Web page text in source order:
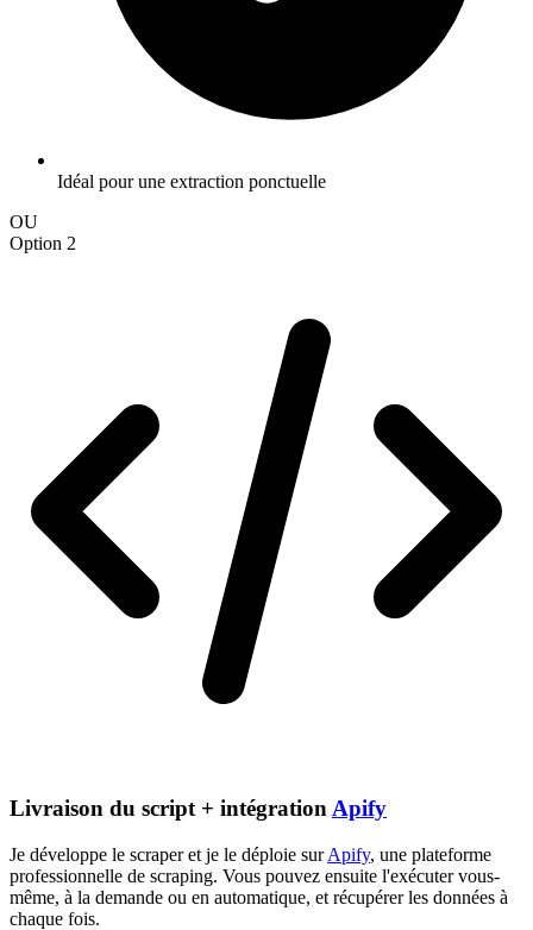
Idéal pour une extraction ponctuelle
OU
Option 2
Livraison du script + intégration Apify
Je développe le scraper et je le déploie surApify, une plateforme
professionnelle de scraping. Vous pouvez ensuite l'exécuter vous-
même, à la demande ou en automatique, et récupérer les données à
chaque fois.